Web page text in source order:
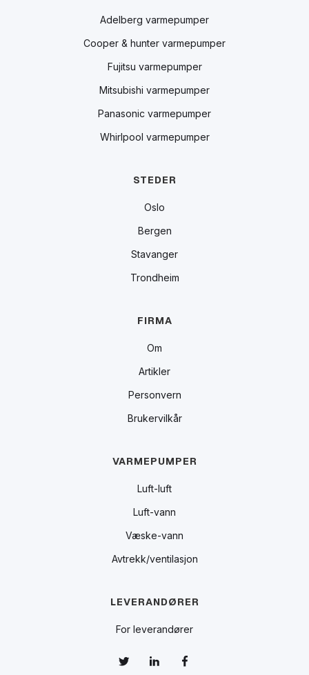
Adelberg varmepumper
Cooper & hunter varmepumper
Fujitsu varmepumper
Mitsubishi varmepumper
Panasonic varmepumper
Whirlpool varmepumper
STEDER
Oslo
Bergen
Stavanger
Trondheim
FIRMA
Om
Artikler
Personvern
Brukervilkår
VARMEPUMPER
Luft-luft
Luft-vann
Væske-vann
Avtrekk/ventilasjon
LEVERANDØRER
For leverandører